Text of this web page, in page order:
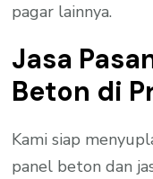
pagar lainnya.
Jasa
Beton di
Kami siap
panel beton dan